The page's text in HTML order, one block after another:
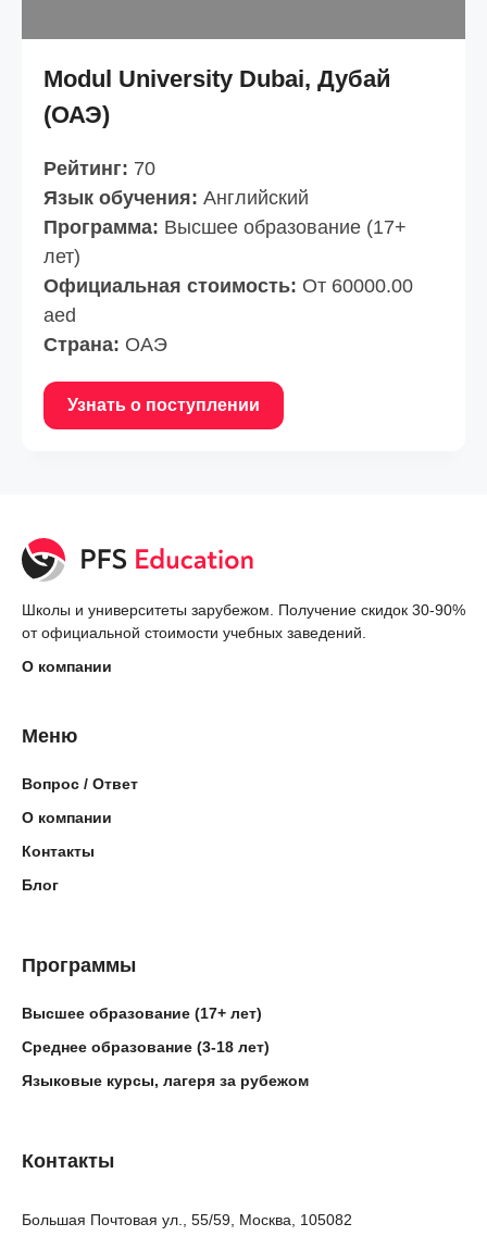
Modul University Dubai, Дубай
(ОАЭ)
Рейтинг: 70
Язык обучения: Английский
Программа: Высшее образование (17+
лет)
Официальная стоимость: От 60000.00
aed
Страна: ОАЭ
Узнать о поступлении
Школы и университеты зарубежом. Получение скидок 30-90%
от официальной стоимости учебных заведений.
О компании
Меню
Вопрос / Ответ
О компании
Контакты
Блог
Программы
Высшее образование (17+ лет)
Среднее образование (3-18 лет)
Языковые курсы, лагеря за рубежом
Контакты
Большая Почтовая ул., 55/59, Москва, 105082